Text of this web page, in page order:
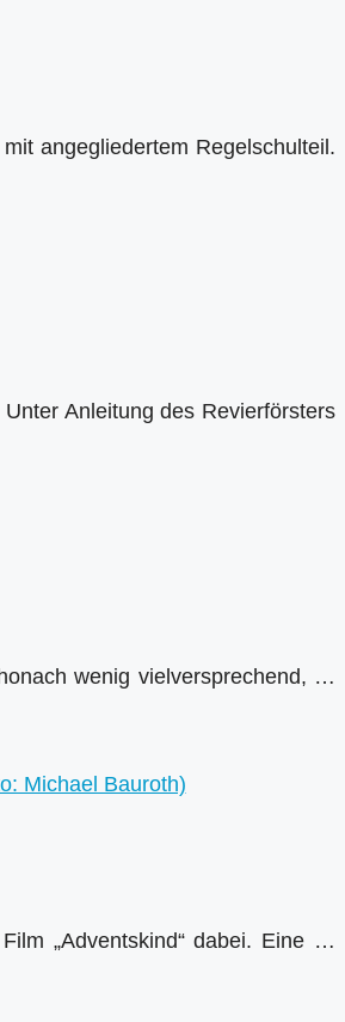
angegliedertem Regelschulteil.
Anleitung des Revierförsters
wenig vielversprechend, …
„Adventskind“ dabei. Eine …